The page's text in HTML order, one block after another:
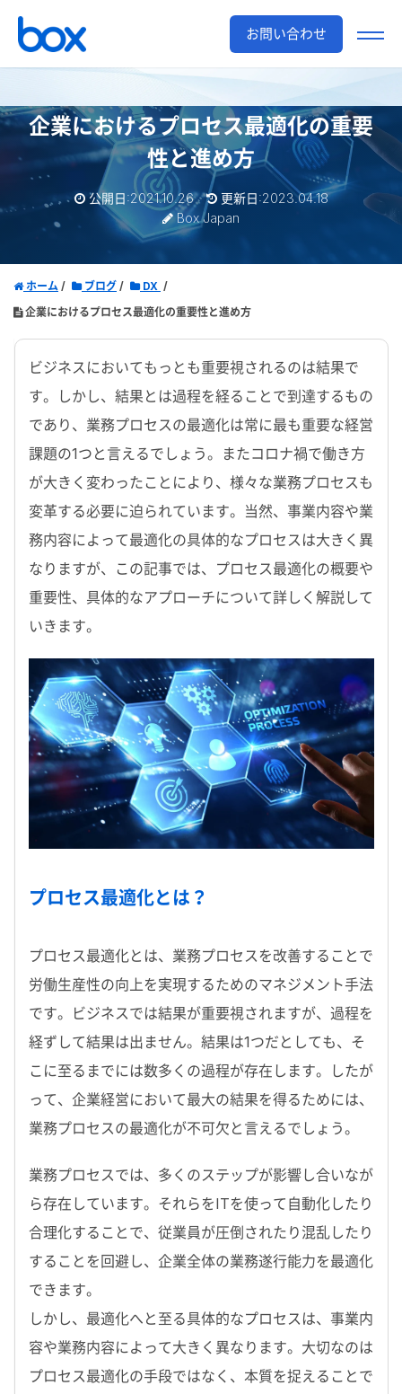
お問い合わせ
企業におけるプロセス最適化の重要
性と進め方
公開日:2021.10.26
更新日:2023.04.18
Box Japan
ホーム ブログ
DX
企業におけるプロセス最適化の重要性と進め方
ビジネスにおいてもっとも重要視されるのは結果で
す。しかし、結果とは過程を経ることで到達するもの
であり、業務プロセスの最適化は常に最も重要な経営
課題の1つと言えるでしょう。またコロナ禍で働き方
が大きく変わったことにより、様々な業務プロセスも
変革する必要に迫られています。当然、事業内容や業
務内容によって最適化の具体的なプロセスは大きく異
なりますが、この記事では、プロセス最適化の概要や
重要性、具体的なアプローチについて詳しく解説して
いきます。
プロセス最適化とは？
プロセス最適化とは、業務プロセスを改善することで
労働生産性の向上を実現するためのマネジメント手法
です。ビジネスでは結果が重要視されますが、過程を
経ずして結果は出ません。結果は1つだとしても、そ
こに至るまでには数多くの過程が存在します。したが
って、企業経営において最大の結果を得るためには、
業務プロセスの最適化が不可欠と言えるでしょう。
業務プロセスでは、多くのステップが影響し合いなが
ら存在しています。それらをITを使って自動化したり
合理化することで、従業員が圧倒されたり混乱したり
することを回避し、企業全体の業務遂行能力を最適化
できます。
しかし、最適化へと至る具体的なプロセスは、事業内
容や業務内容によって大きく異なります。大切なのは
プロセス最適化の手段ではなく、本質を捉えることで